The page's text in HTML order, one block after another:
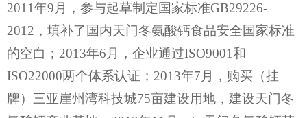
2011年9月，参与起草制定国家标准GB29226-
2012，填补了国内天门冬氨酸钙食品安全国家标准
的空白；2013年6月，企业通过ISO9001和
ISO22000两个体系认证；2013年7月，购买（挂
牌）三亚崖州湾科技城75亩建设用地，建设天门冬